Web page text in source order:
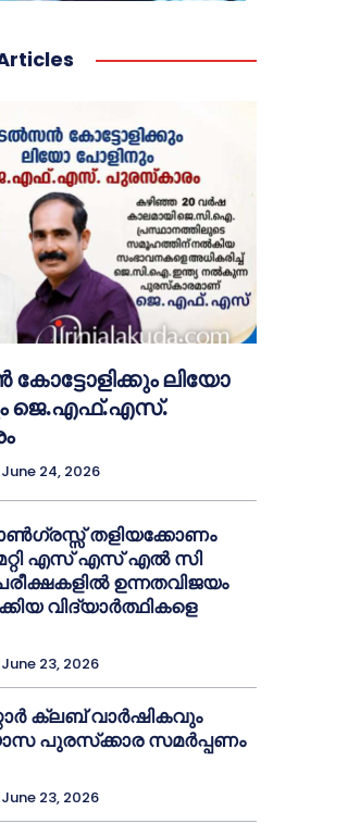
ലിയോ
ജെ.എഫ്.എസ്.
June 24, 2026
തളിയക്കോണം
എസ് എസ് എൽ സി
ഉന്നതവിജയം
വിദ്യാർത്ഥികളെ
June 23, 2026
ക്ലബ് വാർഷികവും
പുരസ്‌ക്കാര സമർപ്പണം
June 23, 2026